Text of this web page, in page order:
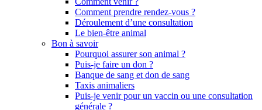
Comment prendre rendez-vous ?
Déroulement d’une consultation
Le bien-être animal
Bon à savoir
Pourquoi assurer son animal ?
Puis-je faire un don ?
Banque de sang et don de sang
Taxis animaliers
Puis-je venir pour un vaccin ou une consultation
générale ?